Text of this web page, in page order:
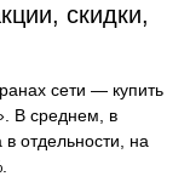
скидки,
сети — купить
В среднем, в
отдельности, на